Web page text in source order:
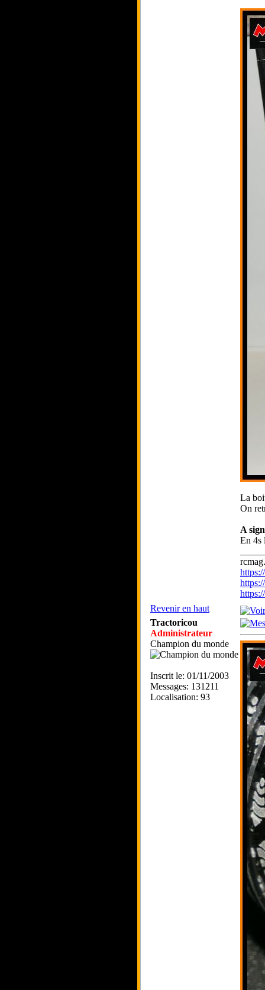
La
On
A
En 4s
Revenir en haut
Tractoricou
Administrateur
Champion du monde
Inscrit le: 01/11/2003
Messages: 131211
Localisation: 93